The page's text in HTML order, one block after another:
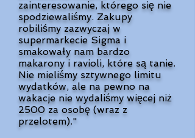
zainteresowanie, którego się nie
spodziewaliśmy. Zakupy
robiliśmy zazwyczaj w
supermarkecie Sigma i
smakowały nam bardzo
makarony i ravioli, które są tanie.
Nie mieliśmy sztywnego limitu
wydatków, ale na pewno na
wakacje nie wydaliśmy więcej niż
2500 za osobę (wraz z
przelotem)."